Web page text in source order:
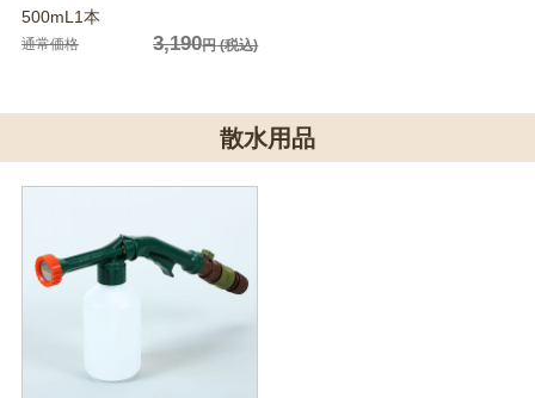
500mL1本
通常価格 3,190円(税込)
散水用品